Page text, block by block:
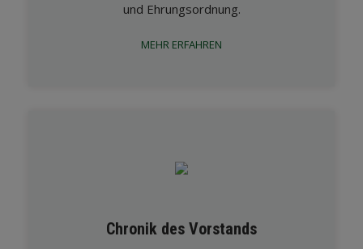
und Ehrungsordnung.
MEHR ERFAHREN
Chronik des Vorstands